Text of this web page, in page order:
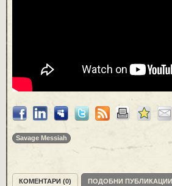
Savage Messiah
КОМЕНТАРИ (0) ПОДОБНИ ПУБЛИКАЦИИ